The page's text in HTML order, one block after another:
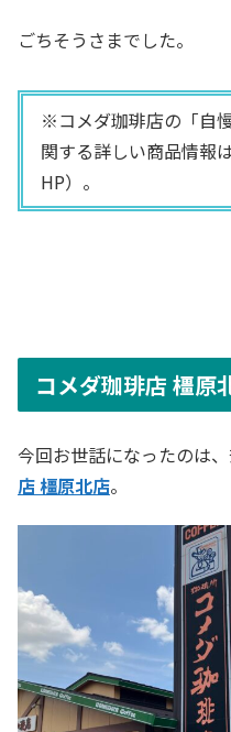
ごちそうさまでした。
※コメダ珈琲店の「自
関する詳しい商品情報
HP）。
コメダ珈琲店 橿原
今回お世話になったのは
店 橿原北店。